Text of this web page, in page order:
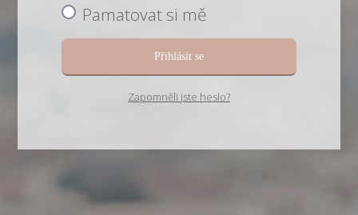
Pamatovat si mě
Přihlásit se
Zapomněli jste heslo?